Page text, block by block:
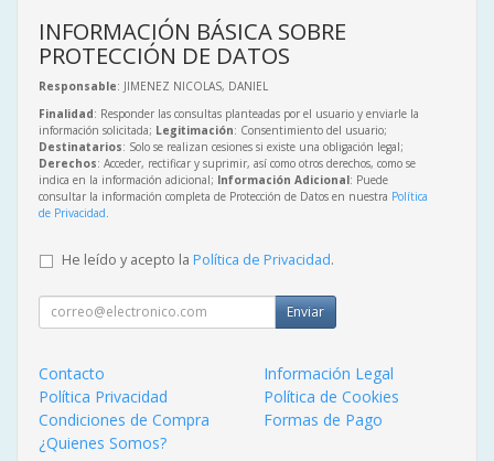
INFORMACIÓN BÁSICA SOBRE
PROTECCIÓN DE DATOS
Responsable: JIMENEZ NICOLAS, DANIEL
Finalidad: Responder las consultas planteadas por el usuario y enviarle la
información solicitada; Legitimación: Consentimiento del usuario;
Destinatarios: Solo se realizan cesiones si existe una obligación legal;
Derechos: Acceder, rectificar y suprimir, así como otros derechos, como se
indica en la información adicional; Información Adicional: Puede
consultar la información completa de Protección de Datos en nuestra Política
de Privacidad
He leído y acepto la Política de Privacidad.
Enviar
Contacto
Información Legal
Política Privacidad
Política de Cookies
Condiciones de Compra
Formas de Pago
¿Quienes Somos?